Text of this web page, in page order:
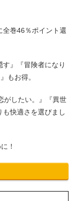
全巻46％ポイント還
す』『冒険者になり
もお得。
がしたい。』『異世
快適さを選びまし
！